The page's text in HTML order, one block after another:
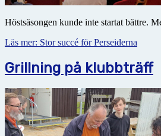
Höstsäsongen kunde inte startat bättre.
Läs mer: Stor succé för Perseiderna
Grillning på klubbträff